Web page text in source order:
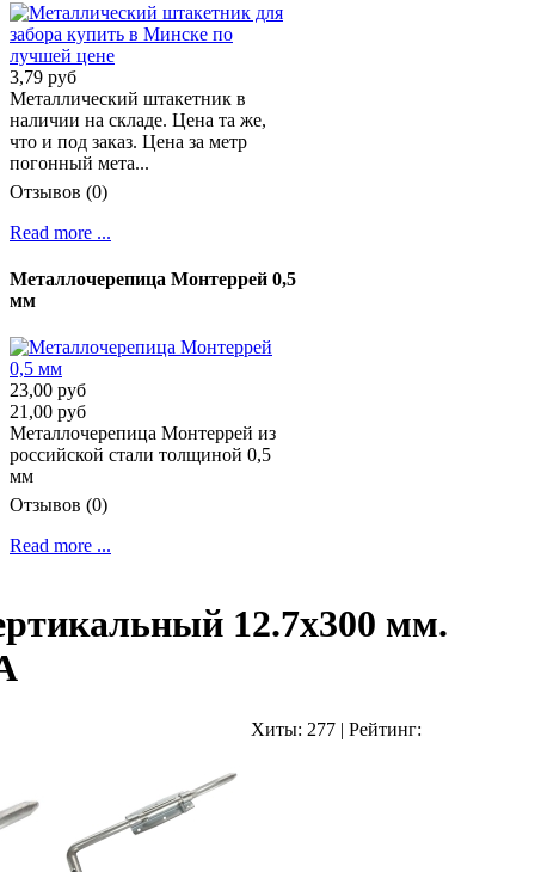
3,79 руб
Металлический штакетник в
наличии на складе. Цена та же,
что и под заказ. Цена за метр
погонный мета...
Отзывов (0)
Read more ...
Металлочерепица Монтеррей 0,5
мм
23,00 руб
21,00 руб
Металлочерепица Монтеррей из
российской стали толщиной 0,5
мм
Отзывов (0)
Read more ...
12.7х300 мм.
Хиты: 277 | Рейтинг: